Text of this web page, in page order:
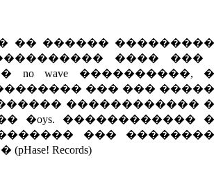
�� ������
���� ���
wave ����������,
��� ���
������������
�oys. ������������
���
Records)